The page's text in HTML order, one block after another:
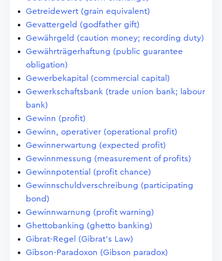
Getreidewert (grain equivalent)
Gevattergeld (godfather gift)
Gewährgeld (caution money; recording duty)
Gewährträgerhaftung (public guarantee
obligation)
Gewerbekapital (commercial capital)
Gewerkschaftsbank (trade union bank; labour
bank)
Gewinn (profit)
Gewinn, operativer (operational profit)
Gewinnerwartung (expected profit)
Gewinnmessung (measurement of profits)
Gewinnpotential (profit chance)
Gewinnschuldverschreibung (participating
bond)
Gewinnwarnung (profit warning)
Ghettobanking (ghetto banking)
Gibrat-Regel (Gibrat's Law)
Gibson-Paradoxon (Gibson paradox)